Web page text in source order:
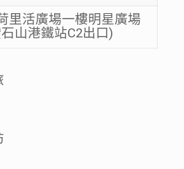
里活廣場一樓明星廣場
山港鐵站C2出口)